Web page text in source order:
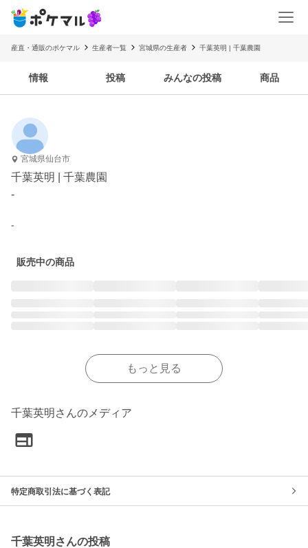
産直・通販のポケマル 生産者一覧 宮城県の生産者 千葉英明 | 千葉農園
情報 投稿 みんなの投稿 商品
宮城県仙台市
千葉英明 | 千葉農園
-
-
販売中の商品
もっと見る
千葉英明さんのメディア
特定商取引法に基づく表記
千葉英明さんの投稿